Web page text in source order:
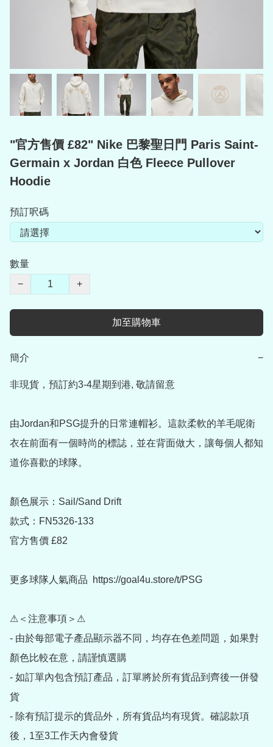
"官方售價 £82" Nike 巴黎聖日門 Paris Saint-
Germain x Jordan 白色 Fleece Pullover
Hoodie
預訂呎碼
數量
−
+
加至購物車
簡介 −
非現貨，預訂約3-4星期到港, 敬請留意
由Jordan和PSG提升的日常連帽衫。這款柔軟的羊毛呢衛
衣在前面有一個時尚的標誌，並在背面做大，讓每個人都知
道你喜歡的球隊。
顏色展示：Sail/Sand Drift
款式：FN5326-133
官方售價 £82
更多球隊人氣商品  https://goal4u.store/t/PSG
⚠＜注意事項＞⚠
- 由於每部電子產品顯示器不同，均存在色差問題，如果對
顏色比較在意，請謹慎選購
- 如訂單內包含預訂產品，訂單將於所有貨品到齊後一併發
貨
- 除有預訂提示的貨品外，所有貨品均有現貨。確認款項
後，1至3工作天內會發貨